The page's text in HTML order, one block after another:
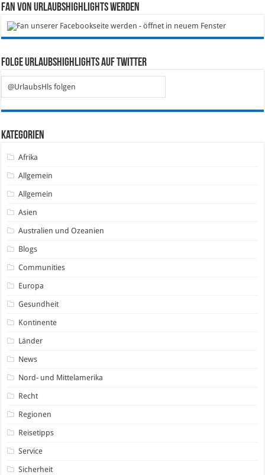
Fan von Urlaubshighlights werden
Folge Urlaubshighlights auf Twitter
@UrlaubsHls folgen
Kategorien
Afrika
Allgemein
Allgemein
Asien
Australien und Ozeanien
Blogs
Communities
Europa
Gesundheit
Kontinente
Länder
News
Nord- und Mittelamerika
Recht
Regionen
Reisetipps
Service
Sicherheit